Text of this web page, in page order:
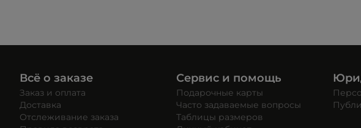
Всё о заказе
Заказ и оплата
Доставка
Отслеживание заказа
Сервис и помощь
Подарочные карты
Часто задаваемые вопросы
Таблицы размеров